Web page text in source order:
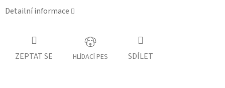
Detailní informace
ZEPTAT SE HLÍDACÍ PES SDÍLET